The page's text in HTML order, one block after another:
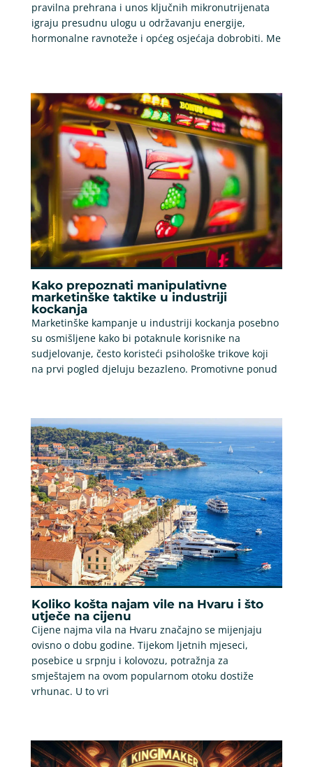
pravilna prehrana i unos ključnih mikronutrijenata
igraju presudnu ulogu u održavanju energije,
hormonalne ravnoteže i općeg osjećaja dobrobiti. Me
Kako prepoznati manipulativne
marketinške taktike u industriji
kockanja
Marketinške kampanje u industriji kockanja posebno
su osmišljene kako bi potaknule korisnike na
sudjelovanje, često koristeći psihološke trikove koji
na prvi pogled djeluju bezazleno. Promotivne ponud
Koliko košta najam vile na Hvaru i što
utječe na cijenu
Cijene najma vila na Hvaru značajno se mijenjaju
ovisno o dobu godine. Tijekom ljetnih mjeseci,
posebice u srpnju i kolovozu, potražnja za
smještajem na ovom popularnom otoku dostiže
vrhunac. U to vri